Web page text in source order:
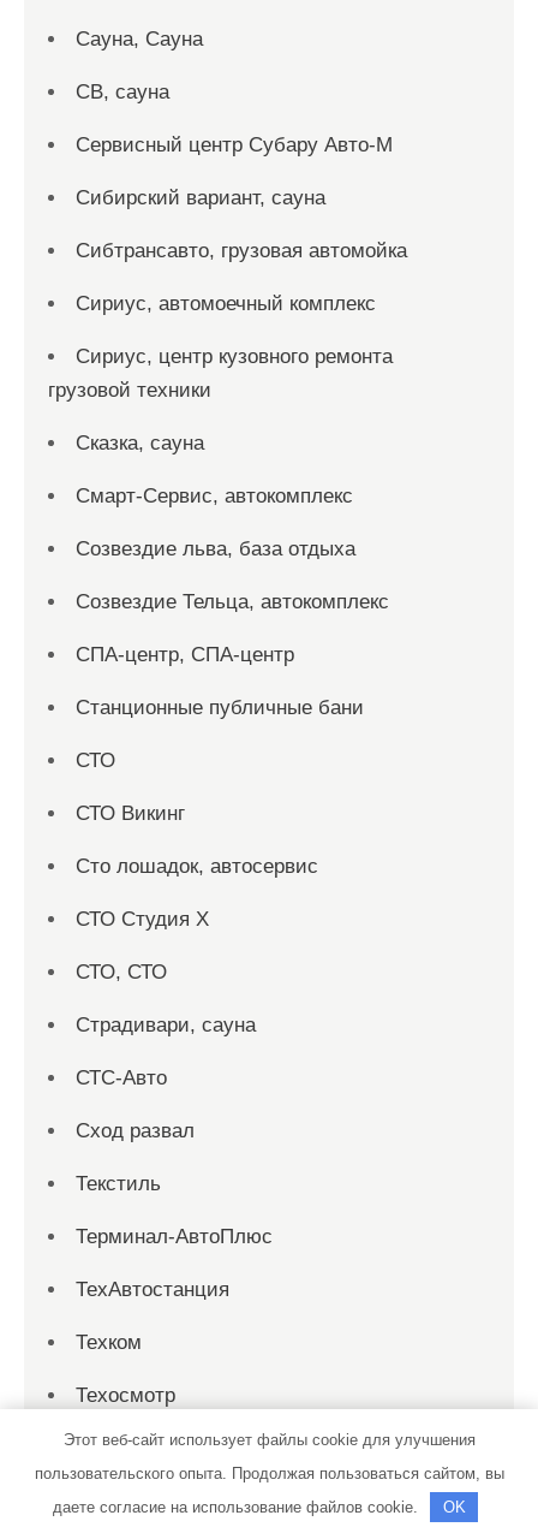
Сауна, Сауна
СВ, сауна
Сервисный центр Субару Авто-М
Сибирский вариант, сауна
Сибтрансавто, грузовая автомойка
Сириус, автомоечный комплекс
Сириус, центр кузовного ремонта
грузовой техники
Сказка, сауна
Смарт-Сервис, автокомплекс
Созвездие льва, база отдыха
Созвездие Тельца, автокомплекс
СПА-центр, СПА-центр
Станционные публичные бани
СТО
СТО Викинг
Сто лошадок, автосервис
СТО Студия Х
СТО, СТО
Страдивари, сауна
СТС-Авто
Сход развал
Текстиль
Терминал-АвтоПлюс
ТехАвтостанция
Техком
Техосмотр
Тихая заводь, сауна
Тортила, банно-оздоровительный
Этот веб-сайт использует файлы cookie для улучшения
пользовательского опыта. Продолжая пользоваться сайтом, вы
даете согласие на использование файлов cookie.
OK